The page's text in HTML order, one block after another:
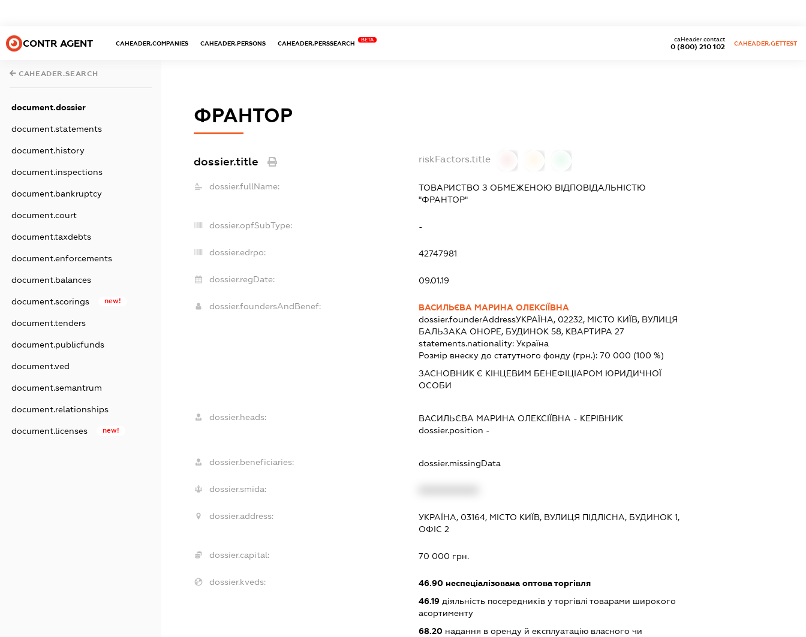
CONTR AGENT CAHEADER.COMPANIES CAHEADER.PERSONS CAHEADER.PERSSEARCH
BETA
0 (800) 210 102
caHeader.contact
CAHEADER.GETTEST
CAHEADER.SEARCH
document.dossier
document.statements
document.history
document.inspections
document.bankruptcy
document.court
document.taxdebts
document.enforcements
document.balances
document.scorings new!
document.tenders
document.publicfunds
document.ved
document.semantrum
document.relationships
document.licenses new!
ФРАНТОР
dossier.title riskFactors.title
dossier.fullName:
ТОВАРИСТВО З ОБМЕЖЕНОЮ ВІДПОВІДАЛЬНІСТЮ
"ФРАНТОР"
dossier.opfSubType: -
dossier.edrpo: 42747981
dossier.regDate: 09.01.19
dossier.foundersAndBenef:
ВАСИЛЬЄВА МАРИНА ОЛЕКСІЇВНА
dossier.founderAddressУКРАЇНА, 02232, МІСТО КИЇВ, ВУЛИЦЯ
БАЛЬЗАКА ОНОРЕ, БУДИНОК 58, КВАРТИРА 27
statements.nationality: Україна
Розмір внеску до статутного фонду (грн.): 70 000 (100 %)
ЗАСНОВНИК Є КІНЦЕВИМ БЕНЕФІЦІАРОМ ЮРИДИЧНОЇ
ОСОБИ
dossier.heads: ВАСИЛЬЄВА МАРИНА ОЛЕКСІЇВНА - КЕРІВНИК
dossier.position -
dossier.beneficiaries: dossier.missingData
dossier.smida:
dossier.address:
УКРАЇНА, 03164, МІСТО КИЇВ, ВУЛИЦЯ ПІДЛІСНА, БУДИНОК 1,
ОФІС 2
dossier.capital: 70 000 грн.
dossier.kveds: 46.90неспеціалізована оптова торгівля
46.19діяльність посередників у торгівлі товарами широкого
асортименту
68.20надання в оренду й експлуатацію власного чи